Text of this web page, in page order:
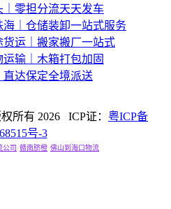
零担分流天天发车
｜仓储装卸一站式服务
运｜搬家搬厂一站式
输｜木箱打包加固
达保定全境派送
所有 2026 ICP证： 粤ICP备
号-3
公司 赣南脐橙 佛山到海口物流